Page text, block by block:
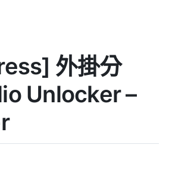
外掛分
Unlocker –